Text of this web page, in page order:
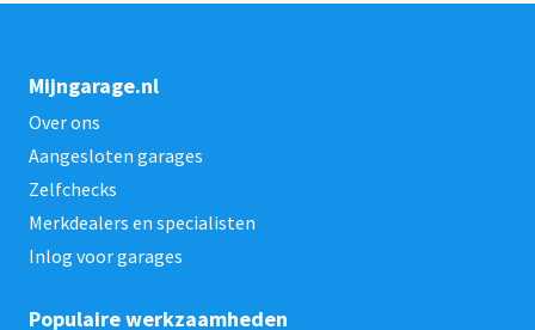
Mijngarage.nl
Over ons
Aangesloten garages
Zelfchecks
Merkdealers en specialisten
Inlog voor garages
Populaire werkzaamheden